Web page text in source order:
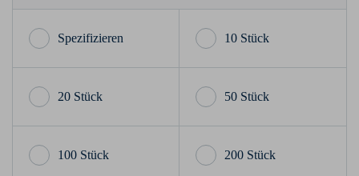
10 Stück
20 Stück 50 Stück
100 Stück 200 Stück